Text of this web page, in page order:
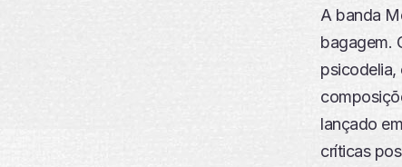
A banda
bagagem.
psicodelia,
lançado
críticas